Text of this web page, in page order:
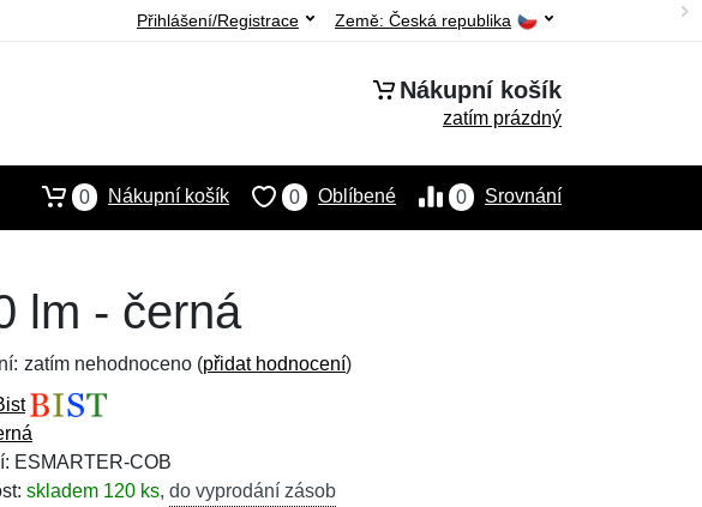
Země: Česká republika
Přihlášení/Registrace
Nákupní košík
zatím prázdný
0 Srovnání
0 Oblíbené
0 Nákupní košík
lm - černá
zatím nehodnoceno (přidat hodnocení)
ESMARTER-COB
skladem 120 ks, do vyprodání zásob